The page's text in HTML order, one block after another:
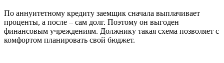
По аннуитетному кредиту заемщик сначала выплачивает
проценты, а после – сам долг. Поэтому он выгоден
финансовым учреждениям. Должнику такая схема позволяет с
комфортом планировать свой бюджет.